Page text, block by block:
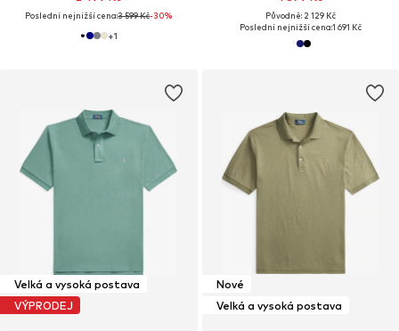
Poslední nejnižší cena:3 599 Kč-30%
+1
Původně: 2 129 Kč
Poslední nejnižší cena:1 691 Kč
Velká a vysoká postava
VÝPRODEJ
Nové
Velká a vysoká postava